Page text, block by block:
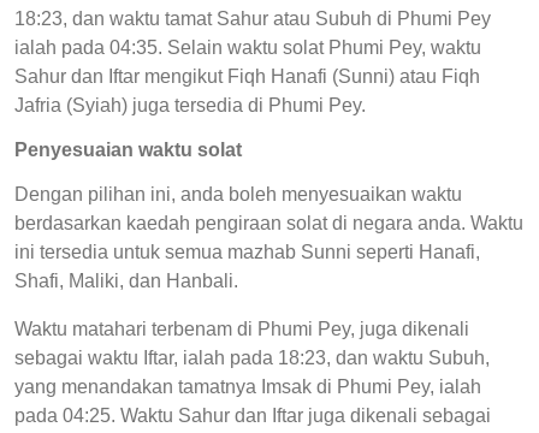
18:23, dan waktu tamat Sahur atau Subuh di Phumi Pey
ialah pada 04:35. Selain waktu solat Phumi Pey, waktu
Sahur dan Iftar mengikut Fiqh Hanafi (Sunni) atau Fiqh
Jafria (Syiah) juga tersedia di Phumi Pey.
Penyesuaian waktu solat
Dengan pilihan ini, anda boleh menyesuaikan waktu
berdasarkan kaedah pengiraan solat di negara anda. Waktu
ini tersedia untuk semua mazhab Sunni seperti Hanafi,
Shafi, Maliki, dan Hanbali.
Waktu matahari terbenam di Phumi Pey, juga dikenali
sebagai waktu Iftar, ialah pada 18:23, dan waktu Subuh,
yang menandakan tamatnya Imsak di Phumi Pey, ialah
pada 04:25. Waktu Sahur dan Iftar juga dikenali sebagai